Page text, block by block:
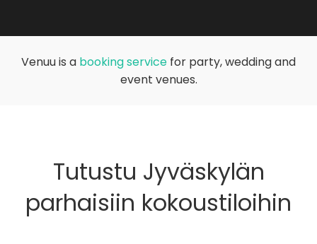
Venuu is a booking service for party, wedding and
event venues.
Tutustu Jyväskylän
parhaisiin kokoustiloihin